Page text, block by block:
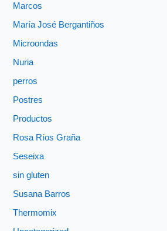
Marcos
María José Bergantiños
Microondas
Nuria
perros
Postres
Productos
Rosa Ríos Graña
Seseixa
sin gluten
Susana Barros
Thermomix